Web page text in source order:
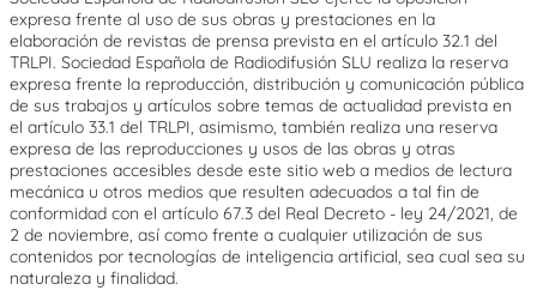
expresa frente al uso de sus obras y prestaciones en la
elaboración de revistas de prensa prevista en el artículo 32.1 del
TRLPI. Sociedad Española de Radiodifusión SLU realiza la reserva
expresa frente la reproducción, distribución y comunicación pública
de sus trabajos y artículos sobre temas de actualidad prevista en
el artículo 33.1 del TRLPI, asimismo, también realiza una reserva
expresa de las reproducciones y usos de las obras y otras
prestaciones accesibles desde este sitio web a medios de lectura
mecánica u otros medios que resulten adecuados a tal fin de
conformidad con el artículo 67.3 del Real Decreto - ley 24/2021, de
2 de noviembre, así como frente a cualquier utilización de sus
contenidos por tecnologías de inteligencia artificial, sea cual sea su
naturaleza y finalidad.